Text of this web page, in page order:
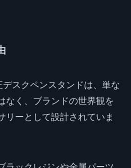
スクペンスタンドは、単な
なく、ブランドの世界観を
リーとして設計されていま